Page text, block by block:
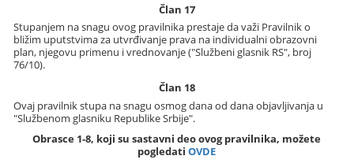
Član 17
Stupanjem na snagu ovog pravilnika prestaje da važi Pravilnik o
bližim uputstvima za utvrđivanje prava na individualni obrazovni
plan, njegovu primenu i vrednovanje ("Službeni glasnik RS", broj
76/10).
Član 18
Ovaj pravilnik stupa na snagu osmog dana od dana objavljivanja u
"Službenom glasniku Republike Srbije".
Obrasce 1-8, koji su sastavni deo ovog pravilnika, možete
pogledatiOVDE